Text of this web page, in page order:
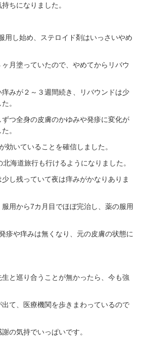
ちになりました。
用し始め、ステロイド剤はいっさいやめ
月塗っていたので、やめてからリバウ
みが２～３週間続き、リバウンドは少
。
つ全身の皮膚のかゆみや発疹に変化が
。
効いていることを確信しました。
海道旅行も行けるようになりました。
し残っていて夜は痒みがかなりありま
用から7カ月目でほぼ完治し、薬の服用
疹や痒みは無くなり、元の皮膚の状態に
と巡り合うことが無かったら、今も強
て、医療機関を歩きまわっているので
の気持でいっぱいです。